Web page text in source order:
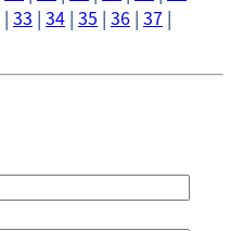
| 33 | 34 | 35 | 36 | 37 |